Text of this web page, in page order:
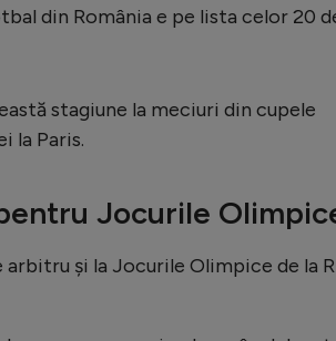
din România e pe lista celor 20
stagiune la meciuri din cupele
la Paris.
Jocurile
și la Jocurile Olimpice de la